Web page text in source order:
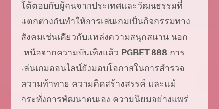
โต้ตอบกับผู้คนจากประเทศและวัฒนธรรมที่
แตกต่างกันทำให้การเล่นเกมเป็นกิจกรรมทาง
สังคมเช่นเดียวกับแหล่งความสนุกสนาน นอก
เหนือจากความบันเทิงแล้ว PGBET 888 การ
เล่นเกมออนไลน์ยังมอบโอกาสในการสำรวจ
ความท้าทาย ความคิดสร้างสรรค์ และแม้
กระทั่งการพัฒนาตนเอง ความนิยมอย่างแพร่